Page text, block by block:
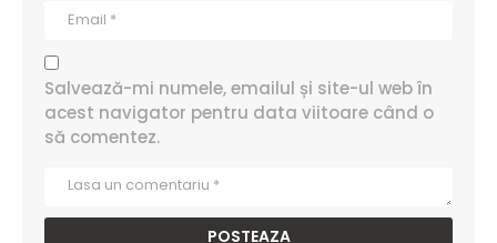
Salvează-mi numele, emailul și site-ul web în
acest navigator pentru data viitoare când o
să comentez.